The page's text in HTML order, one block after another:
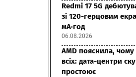
Redmi 17 5G
зі 120-герцовим
мА·год
06.08.2026
AMD пояснила,
всіх: дата-центри
простоює